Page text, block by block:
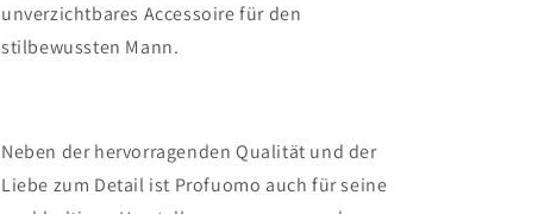
unverzichtbares Accessoire für den
stilbewussten Mann.
Neben der hervorragenden Qualität und der
Liebe zum Detail ist Profuomo auch für seine